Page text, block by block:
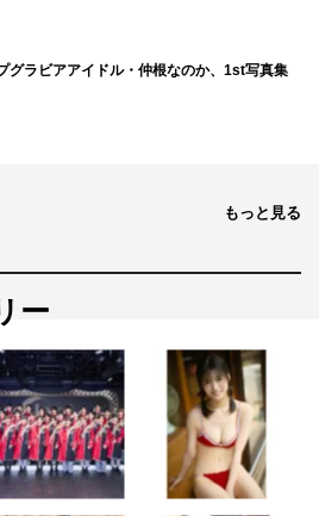
ゼロイチファミリア
グラビアアイドル・仲根なのか、1st写真集
もっと見る
ー